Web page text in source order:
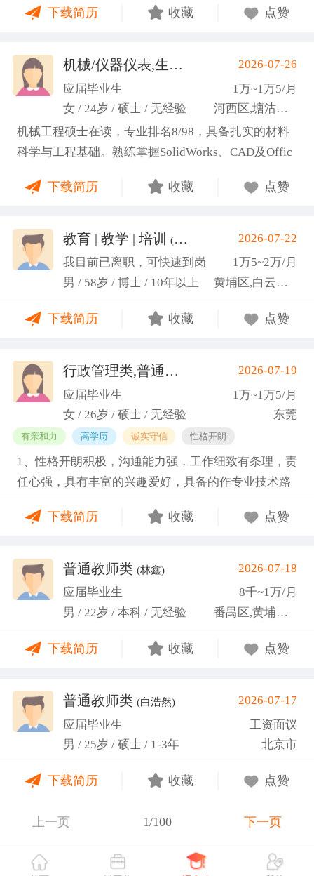
下载简历 收藏 点赞
机械/仪器仪表,生产管理/研发 (高蕾)
2026-07-26
应届毕业生
1万~1万5/月
女 / 24岁 / 硕士 / 无经验
河西区,塘沽区,东丽区
机械工程硕士在读，专业排名8/98，具备扎实的材料
科学与工程基础。熟练掌握SolidWorks、CAD及Offic
2项天津市科研项目，擅长实验设计与数据分析;曾带
优秀的团队协作与沟通协调能力，责任心强，渴望将
科研严谨性融入实践工作中
下载简历 收藏 点赞
教育 | 教学 | 培训 (汤山文)
2026-07-22
我目前已离职，可快速到岗
1万5~2万/月
男 / 58岁 / 博士 / 10年以上
黄埔区,白云区,增城市
下载简历 收藏 点赞
行政管理类,普通教师类 (蓝小艳)2026-07-19
应届毕业生
1万~1万5/月
女 / 26岁 / 硕士 / 无经验
东莞
有亲和力 高学历 诚实守信 性格开朗
1、性格开朗积极，沟通能力强，工作细致有条理，责
任心强，具有丰富的兴趣爱好，具备的作专业技术路
任班级生活委员与课程助管，多次组织班级篮球、羽
关活动。
下载简历 收藏 点赞
普通教师类 (林鑫)
2026-07-18
应届毕业生
8千~1万/月
男 / 22岁 / 本科 / 无经验
番禺区,黄埔区,越秀区
下载简历 收藏 点赞
普通教师类 (白浩然)
2026-07-17
应届毕业生
工资面议
男 / 25岁 / 硕士 / 1-3年
北京市
下载简历 收藏 点赞
上一页 1/100 下一页